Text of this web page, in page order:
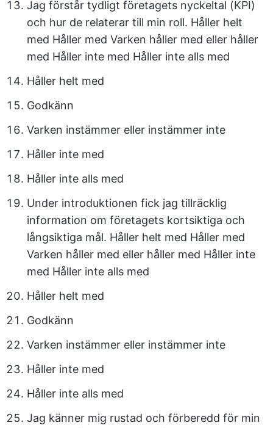
Jag förstår tydligt företagets nyckeltal (KPI)
och hur de relaterar till min roll. Håller helt
med Håller med Varken håller med eller håller
med Håller inte med Håller inte alls med
Håller helt med
Godkänn
Varken instämmer eller instämmer inte
Håller inte med
Håller inte alls med
Under introduktionen fick jag tillräcklig
information om företagets kortsiktiga och
långsiktiga mål. Håller helt med Håller med
Varken håller med eller håller med Håller inte
med Håller inte alls med
Håller helt med
Godkänn
Varken instämmer eller instämmer inte
Håller inte med
Håller inte alls med
Jag känner mig rustad och förberedd för min